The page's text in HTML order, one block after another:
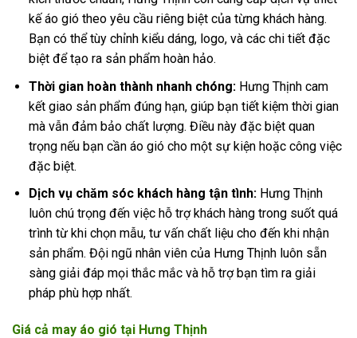
kế áo gió theo yêu cầu riêng biệt của từng khách hàng.
Bạn có thể tùy chỉnh kiểu dáng, logo, và các chi tiết đặc
biệt để tạo ra sản phẩm hoàn hảo.
Thời gian hoàn thành nhanh chóng:Hưng Thịnh cam
kết giao sản phẩm đúng hạn, giúp bạn tiết kiệm thời gian
mà vẫn đảm bảo chất lượng. Điều này đặc biệt quan
trọng nếu bạn cần áo gió cho một sự kiện hoặc công việc
đặc biệt.
Dịch vụ chăm sóc khách hàng tận tình:Hưng Thịnh
luôn chú trọng đến việc hỗ trợ khách hàng trong suốt quá
trình từ khi chọn mẫu, tư vấn chất liệu cho đến khi nhận
sản phẩm. Đội ngũ nhân viên của Hưng Thịnh luôn sẵn
sàng giải đáp mọi thắc mắc và hỗ trợ bạn tìm ra giải
pháp phù hợp nhất.
Giá cả may áo gió tại Hưng Thịnh